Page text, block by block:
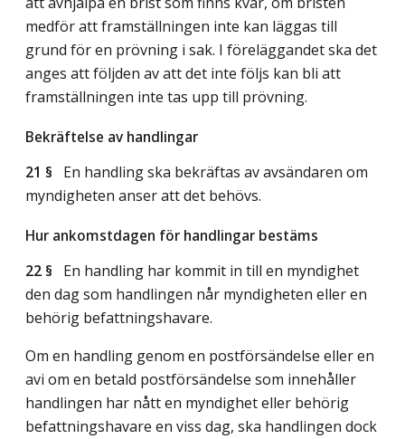
medför att framställningen inte kan läggas till
grund för en prövning i sak. I föreläggandet ska det
anges att följden av att det inte följs kan bli att
framställningen inte tas upp till prövning.
Bekräftelse av handlingar
21 § En handling ska bekräftas av avsändaren om
myndigheten anser att det behövs.
Hur ankomstdagen för handlingar bestäms
22 § En handling har kommit in till en myndighet
den dag som handlingen når myndigheten eller en
behörig befattningshavare.
Om en handling genom en postförsändelse eller en
avi om en betald postförsändelse som innehåller
handlingen har nått en myndighet eller behörig
befattningshavare en viss dag, ska handlingen dock